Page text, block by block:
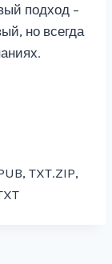
подход –
но всегда
TXT.ZIP,